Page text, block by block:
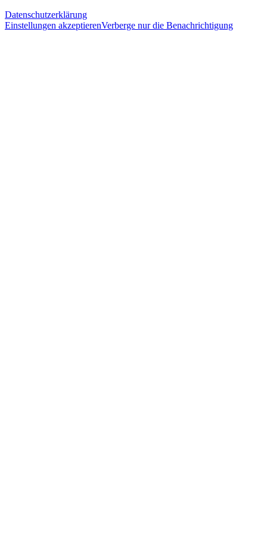
Datenschutzerklärung
Einstellungen akzeptierenVerberge nur die Benachrichtigung